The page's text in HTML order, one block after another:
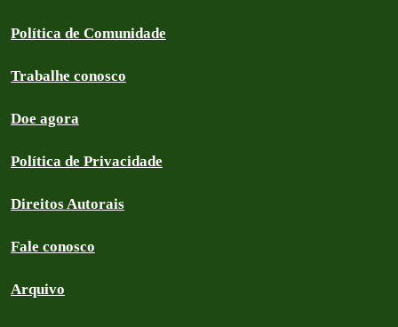
Política de Comunidade
Trabalhe conosco
Doe agora
Política de Privacidade
Direitos Autorais
Fale conosco
Arquivo